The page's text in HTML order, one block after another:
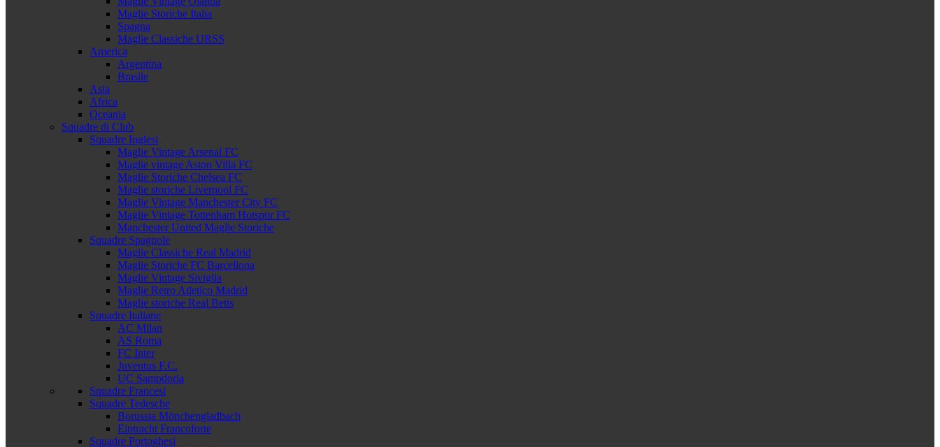
Maglie Storiche Italia
Spagna
Maglie Classiche URSS
America
Argentina
Brasile
Asia
Africa
Oceania
Squadre di Club
Squadre Inglesi
Maglie Vintage Arsenal FC
Maglie vintage Aston Villa FC
Maglie Storiche Chelsea FC
Maglie storiche Liverpool FC
Maglie Vintage Manchester City FC
Maglie Vintage Tottenham Hotspur FC
Manchester United Maglie Storiche
Squadre Spagnole
Maglie Classiche Real Madrid
Maglie Storiche FC Barcellona
Maglie Vintage Siviglia
Maglie Retro Atletico Madrid
Maglie storiche Real Betis
Squadre Italiane
AC Milan
AS Roma
FC Inter
Juventus F.C.
UC Sampdoria
Squadre Francesi
Squadre Tedesche
Borussia Mönchengladbach
Eintracht Francoforte
Squadre Portoghesi